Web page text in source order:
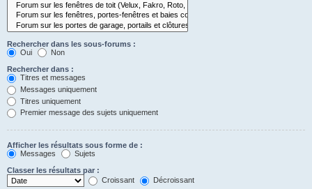
Rechercher dans les sous-forums :
Oui
Non
Rechercher dans :
Titres et messages
Messages uniquement
Titres uniquement
Premier message des sujets uniquement
Afficher les résultats sous forme de :
Messages
Sujets
Classer les résultats par :
Croissant
Décroissant